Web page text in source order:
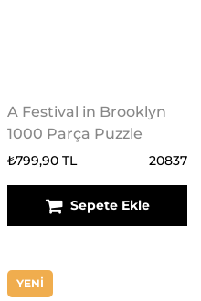
A Festival in Brooklyn
1000 Parça Puzzle
₺799,90 TL 20837
Sepete Ekle
YENİ